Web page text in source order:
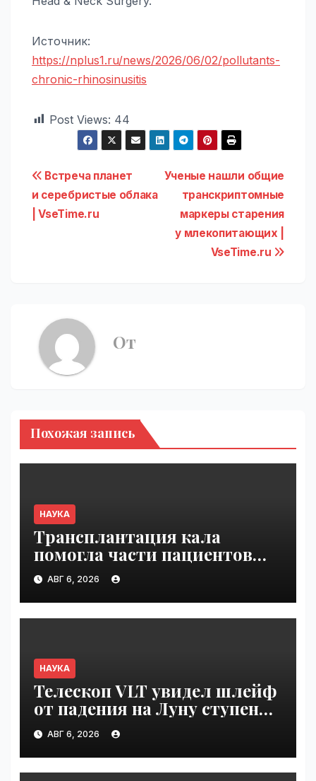
Источник:
https://nplus1.ru/news/2026/06/02/pollutants-
chronic-rhinosinusitis
Post Views: 44
Навигация
по
Ученые нашли общие
транскриптомные
маркеры старения
у млекопитающих |
VseTime.ru
Встреча планет
и серебристые облака
| VseTime.ru
От
Похожая запись
НАУКА
Трансплантация кала
помогла части пациентов
с пищевой аллергией |
VseTime.ru
АВГ 6, 2026
НАУКА
Телескоп VLT увидел шлейф
от падения на Луну ступени
ракеты Falcon 9 | VseTime.ru
АВГ 6, 2026